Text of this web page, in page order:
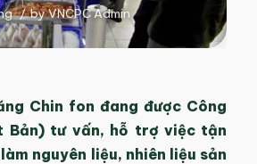
/ byVNCPC Admin
Chin fon đang được Công
Bản) tư vấn, hỗ trợ việc tận
nguyên liệu, nhiên liệu sản